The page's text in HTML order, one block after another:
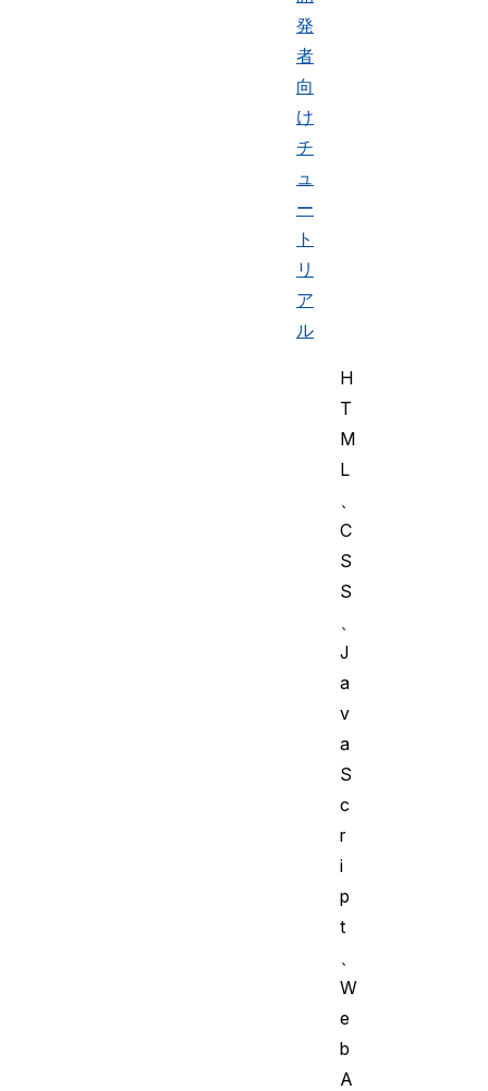
発
者
向
け
チ
ュ
ー
ト
リ
ア
ル
H
T
M
L
C
S
S
J
a
v
a
S
c
r
i
p
t
W
e
b
A